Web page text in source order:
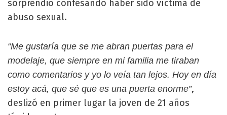
sorprendió confesando haber sido víctima de
abuso sexual.
“Me gustaría que se me abran puertas para el
modelaje, que siempre en mi familia me tiraban
como comentarios y yo lo veía tan lejos. Hoy en día
estoy acá, que sé que es una puerta enorme”,
deslizó en primer lugar la joven de 21 años